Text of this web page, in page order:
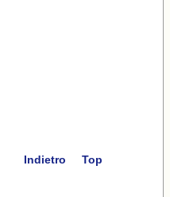
Indietro Top